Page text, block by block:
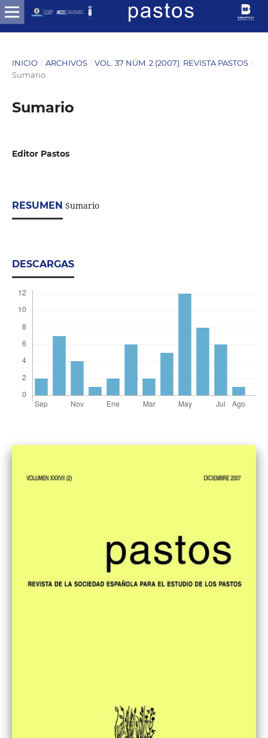
INICIO / ARCHIVOS / VOL. 37 NÚM. 2 (2007): REVISTA PASTOS /
Sumario
Sumario
Editor Pastos
RESUMEN Sumario
DESCARGAS